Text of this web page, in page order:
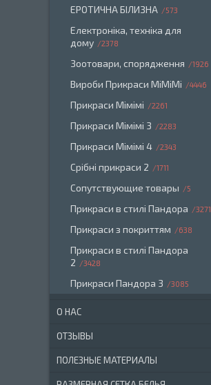
ЕРОТИЧНА БІЛИЗНА 573
Електроніка, техніка для
дому
2378
Зоотовари, спорядження 1926
Вироби Прикраси МіМіМі 4446
Прикраси Мімімі 2261
Прикраси Мімімі 3 2283
Прикраси Мімімі 4 2343
Срібні прикраси 2 1711
Сопутствующие товары 5
Прикраси в стилі Пандора 3271
Прикраси з покриттям 638
Прикраси в стилі Пандора
2
3428
Прикраси Пандора 3 3085
О НАС
ОТЗЫВЫ
ПОЛЕЗНЫЕ МАТЕРИАЛЫ